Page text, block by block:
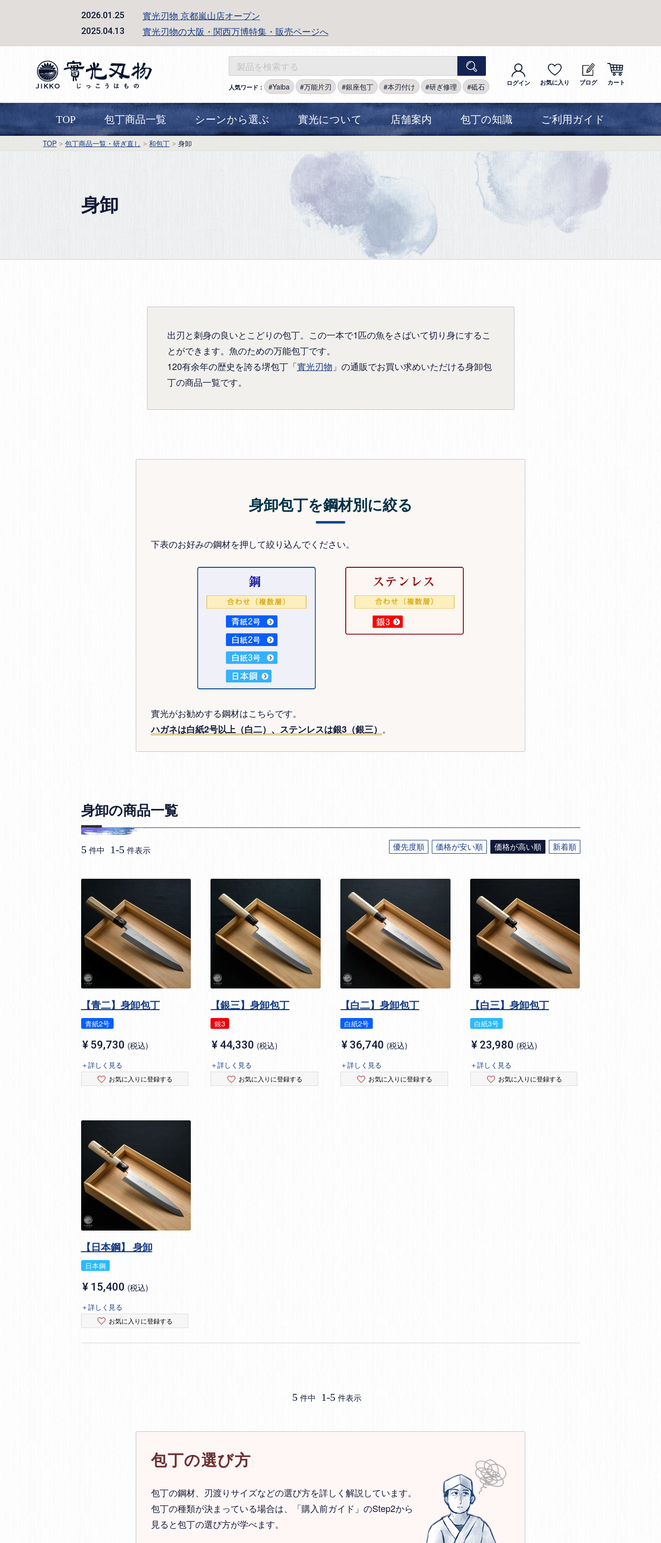
2026.01.25 實光刃物 京都嵐山店オープン
2025.04.13 實光刃物の大阪・関西万博特集・販売ページへ
人気ワード： Yaiba 万能片刃 銀座包丁 本刃付け 研ぎ修理 砥石 ログイン お気に入り ブログ カート
TOP 包丁商品一覧 シーンから選ぶ 實光について 店舗案内 包丁の知識 ご利用ガイド
TOP 包丁商品一覧・研ぎ直し 和包丁 身卸
身卸
出刃と刺身の良いとこどりの包丁。この一本で1匹の魚をさばいて切り身にするこ
とができます。魚のための万能包丁です。
120有余年の歴史を誇る堺包丁「實光刃物 」の通販でお買い求めいただける身卸包
丁の商品一覧です。
身卸包丁を鋼材別に絞る
下表のお好みの鋼材を押して絞り込んでください。
實光がお勧めする鋼材はこちらです。
ハガネは白紙2号以上（白二）、ステンレスは銀3（銀三） 。
身卸の商品一覧
優先度順 価格が安い順 価格が高い順 新着順
5 件中 1-5 件表示
【青二】身卸包丁
青紙2号
¥ 59,730 税込
＋詳しく見る
お気に入りに登録する
【銀三】身卸包丁
銀3
¥ 44,330 税込
＋詳しく見る
お気に入りに登録する
【白二】身卸包丁
白紙2号
¥ 36,740 税込
＋詳しく見る
お気に入りに登録する
【白三】身卸包丁
白紙3号
¥ 23,980 税込
＋詳しく見る
お気に入りに登録する
【日本鋼】 身卸
日本鋼
¥ 15,400 税込
＋詳しく見る
お気に入りに登録する
5 件中 1-5 件表示
包丁の選び方
包丁の鋼材、刃渡りサイズなどの選び方を詳しく解説しています。
包丁の種類が決まっている場合は、「購入前ガイド」のStep2から
見ると包丁の選び方が学べます。